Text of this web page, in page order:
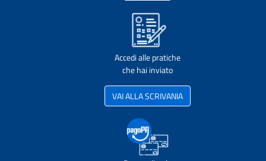
Accedi alle pratiche
che hai inviato
VAI ALLA SCRIVANIA